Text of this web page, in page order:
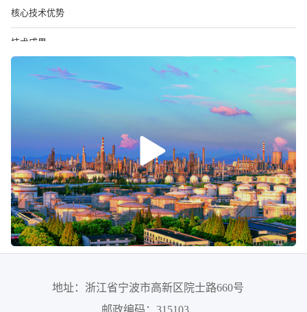
核心技术优势
技术成果
技术刊物
地址：浙江省宁波市高新区院士路660号